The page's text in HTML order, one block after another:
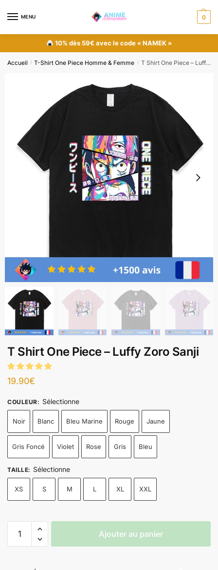
MENU 0
10% dès 59€ avec le code « NAMEK »
Accueil / T-Shirt One Piece Homme & Femme / T Shirt One Piece – Luffy Zoro Sanji
T Shirt One Piece – Luffy Zoro Sanji
19.90€
COULEUR: Sélectionne
Noir Blanc Bleu Marine Rouge Jaune
Gris Foncé Violet Rose Gris Bleu
TAILLE: Sélectionne
XS S M L XL XXL
Ajouter au panier